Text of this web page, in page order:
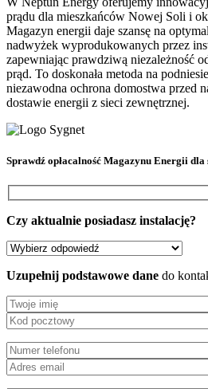
prądu dla mieszkańców Nowej Soli i
Magazyn energii daje szansę na
nadwyżek wyprodukowanych przez
zapewniając prawdziwą niezależność
prąd. To doskonała metoda na
niezawodna ochrona domostwa przed
dostawie energii z sieci zewnętrznej.
Sprawdź opłacalność Magazynu Energii dla
Czy aktualnie posiadasz instalację?
Uzupełnij podstawowe dane do